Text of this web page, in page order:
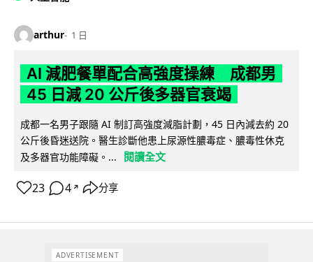
arthur 1 日
AI 減肥餐單配合高強度操練 成都男
45 日減 20 公斤後多器官衰竭
成都一名男子跟隨 AI 制訂高強度減脂計劃，45 日內減去約 20
公斤後昏迷送院。醫生診斷他患上尿源性膿毒症、膿毒性休克
及多器官功能障礙。...
閱讀全文
23 4 ↗ 分享
ADVERTISEMENT